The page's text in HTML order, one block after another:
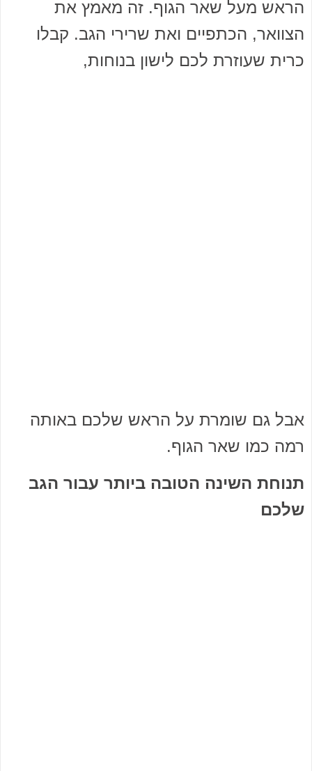
הראש מעל שאר הגוף. זה מאמץ את
הצוואר, הכתפיים ואת שרירי הגב. קבלו
כרית שעוזרת לכם לישון בנוחות,
אבל גם שומרת על הראש שלכם באותה
רמה כמו שאר הגוף.
תנוחת השינה הטובה ביותר עבור הגב
שלכם